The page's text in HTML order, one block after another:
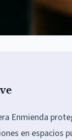
Enmienda
en espacios